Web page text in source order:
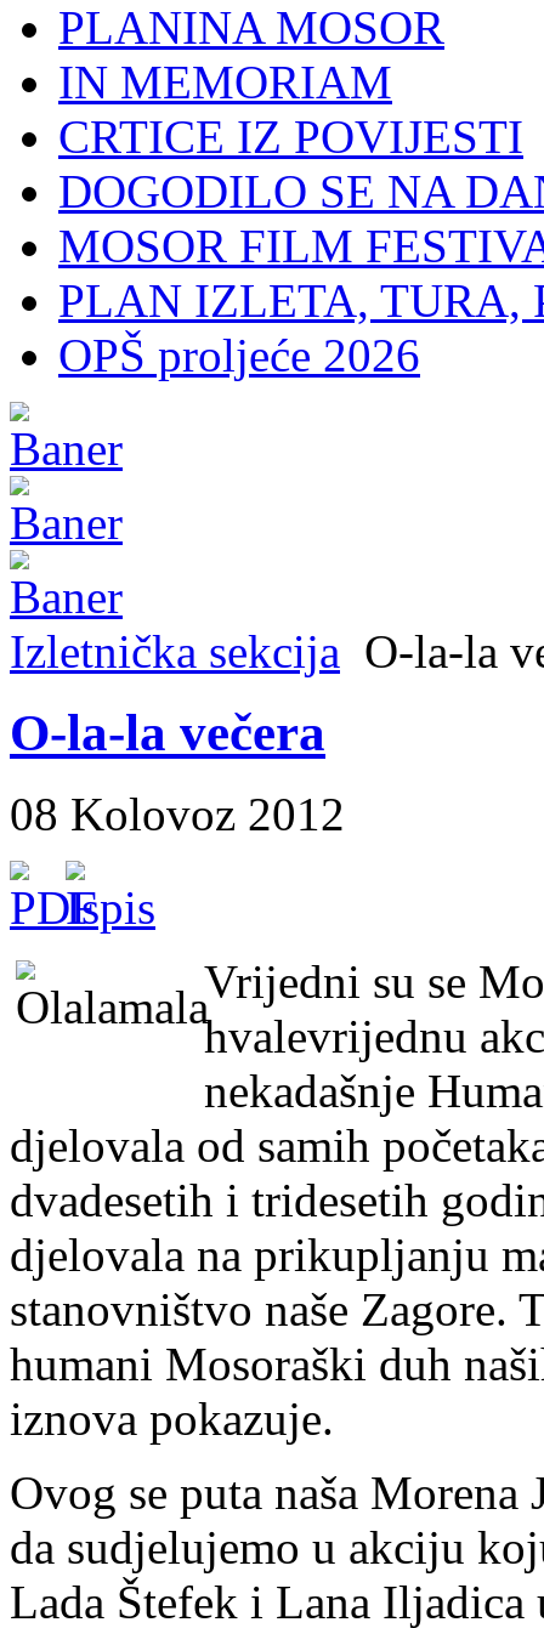
PLANINA MOSOR
IN MEMORIAM
CRTICE IZ POVIJESTI
DOGODILO SE NA
MOSOR FILM
PLAN IZLETA, TURA,
OPŠ proljeće 2026
Izletnička sekcija O-la-la
O-la-la večera
08 Kolovoz 2012
Vrijedni su se
hvalevrijednu
nekadašnje
djelovala od samih
dvadesetih i tridesetih
djelovala na prikupljanju
stanovništvo naše Zagore.
humani Mosoraški duh
iznova pokazuje.
Ovog se puta naša
da sudjelujemo u akciju
Lada Štefek i Lana